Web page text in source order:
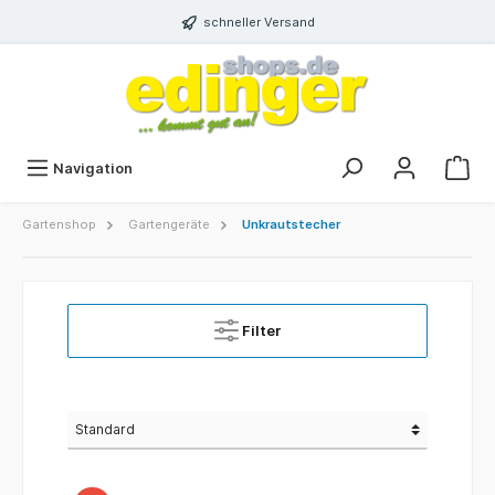
schneller Versand
Navigation
Gartenshop Gartengeräte Unkrautstecher
Filter